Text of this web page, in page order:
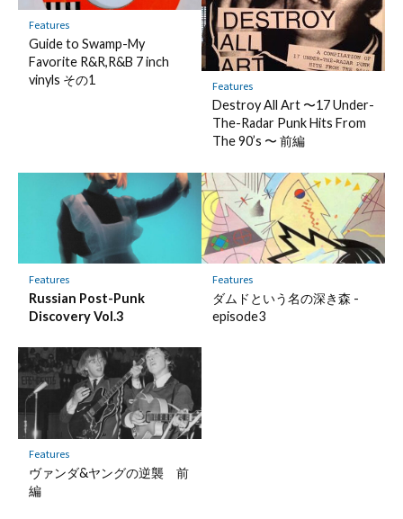
Features
Guide to Swamp-My
Favorite R&R,R&B 7 inch
vinyls その1
Features
Destroy All Art 〜17 Under-
The-Radar Punk Hits From
The 90’s 〜 前編
Features
Russian Post-Punk
Discovery Vol.3
Features
ダムドという名の深き森 -
episode3
Features
ヴァンダ&ヤングの逆襲 前
編